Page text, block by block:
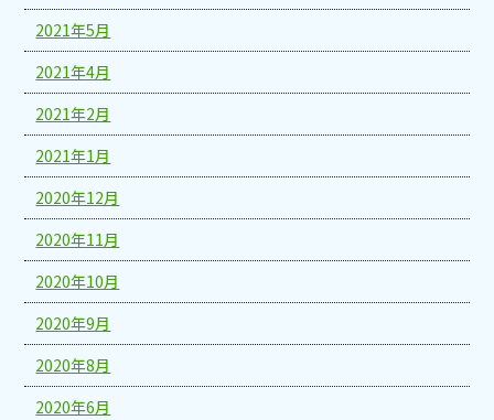
2021年5月
2021年4月
2021年2月
2021年1月
2020年12月
2020年11月
2020年10月
2020年9月
2020年8月
2020年6月